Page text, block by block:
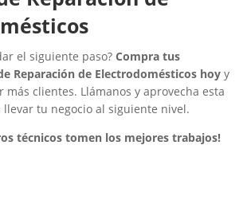
el siguiente paso? Compra tus
Reparación de Electrodomésticos hoy y
más clientes. Llámanos y aprovecha esta
tu negocio al siguiente nivel.
técnicos tomen los mejores trabajos!